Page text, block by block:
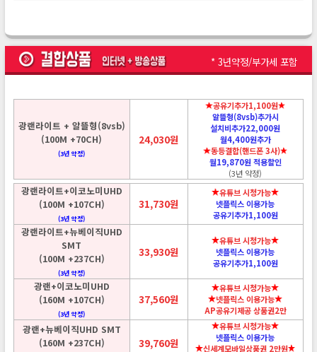
* 3년약정/부가세 포함
광랜라이트 + 알뜰형(8vsb)
(100M +70CH)
(3년 약정)
24,030원
공유기추가1,100원
알뜰형(8vsb)추가시
설치비추가22,000원
월4,400원추가
동등결합(핸드폰 3사)
월19,870원 적용할인
(3년 약정)
광랜라이트+이코노미UHD
(100M +107CH)
(3년 약정)
31,730원
유튜브 시청가능
넷플릭스 이용가능
공유기추가1,100원
광랜라이트+뉴베이직UHD
SMT
(100M +237CH)
(3년 약정)
33,930원
유튜브 시청가능
넷플릭스 이용가능
공유기추가1,100원
광랜+이코노미UHD
(160M +107CH)
(3년 약정)
37,560원
유튜브 시청가능
넷플릭스 이용가능
AP공유기제공 상품권2만
광랜+뉴베이직UHD SMT
(160M +237CH)
39,760원
유튜브 시청가능
넷플릭스 이용가능
신세계모바일상품권 2만원